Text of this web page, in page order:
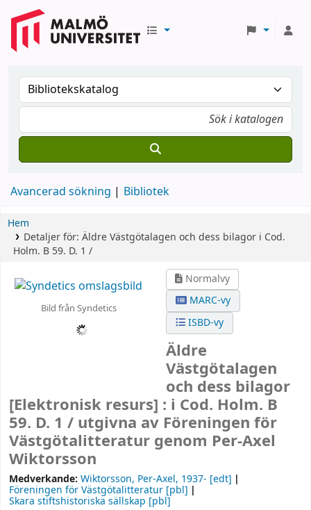
Avancerad sökning Bibliotek
Hem
Detaljer för: Äldre Västgötalagen och dess bilagor i Cod.
Holm. B 59. D. 1 /
Bild från Syndetics
Normalvy
MARC-vy
ISBD-vy
Äldre
Västgötalagen
och dess bilagor
[Elektronisk resurs] : i Cod. Holm. B
59. D. 1 / utgivna av Föreningen för
Västgötalitteratur genom Per-Axel
Wiktorsson
Medverkande: Wiktorsson, Per-Axel, 1937- [edt]
Föreningen för Västgötalitteratur [pbl]
Skara stiftshistoriska sällskap [pbl]